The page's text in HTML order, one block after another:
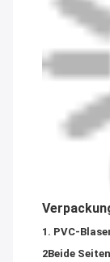
1. PVC-
2Beide